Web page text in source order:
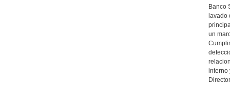
Banco
lavado
un
interno